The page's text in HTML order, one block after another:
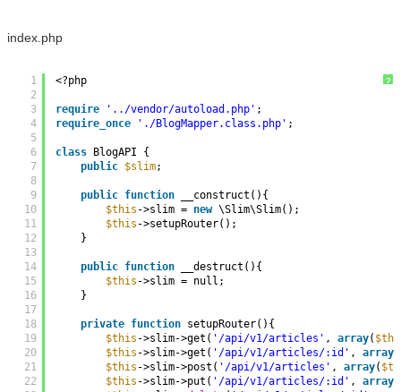
index.php
?
1
2
3
4
5
6
7
8
9
10
11
12
13
14
15
16
17
18
19
20
21
22
<?php
require '../vendor/autoload.php' ;
require_once
'./BlogMapper.class.php' ;
class BlogAPI {
public $slim;
public function
__construct(){
$this ->slim = new \Slim\Slim();
$this ->setupRouter();
}
public function
__destruct(){
$this ->slim = null;
}
private function setupRouter(){
$this ->slim->get( '/api/v1/articles' , array(
$this ->slim->get( '/api/v1/articles/:id' , array
$this ->slim->post( '/api/v1/articles' , array(
$this ->slim->put( '/api/v1/articles/:id' , array